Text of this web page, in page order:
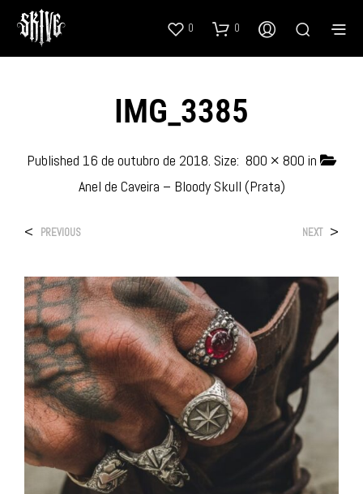
0 0
IMG_3385
Published 16 de outubro de 2018. Size: 800 × 800 in
Anel de Caveira – Bloody Skull (Prata)
< PREVIOUS NEXT >